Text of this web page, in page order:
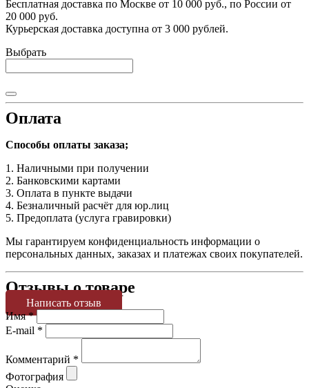
Бесплатная доставка по Москве от 10 000 руб., по России от
20 000 руб.
Курьерская доставка доступна от 3 000 рублей.
Выбрать
Оплата
Способы оплаты заказа;
1. Наличными при получении
2. Банковскими картами
3. Оплата в пункте выдачи
4. Безналичный расчёт для юр.лиц
5. Предоплата (услуга гравировки)
Мы гарантируем конфиденциальность информации о
персональных данных, заказах и платежах своих покупателей.
Отзывы о товаре
Написать отзыв
Имя*
E-mail *
Комментарий *
Фотография